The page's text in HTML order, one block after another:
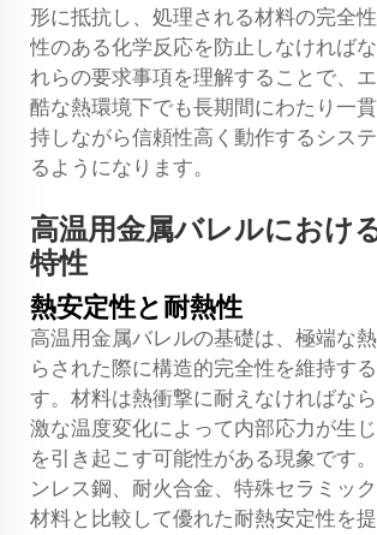
形に抵抗し、処理される材料の完全
性のある化学反応を防止しなければ
れらの要求事項を理解することで、
酷な熱環境下でも長期間にわたり一
持しながら信頼性高く動作するシス
るようになります。
高温用金属バレルにおけ
特性
熱安定性と耐熱性
高温用金属バレルの基礎は、極端な
らされた際に構造的完全性を維持す
す。材料は熱衝撃に耐えなければな
激な温度変化によって内部応力が生
を引き起こす可能性がある現象です
ンレス鋼、耐火合金、特殊セラミッ
材料と比較して優れた耐熱安定性を